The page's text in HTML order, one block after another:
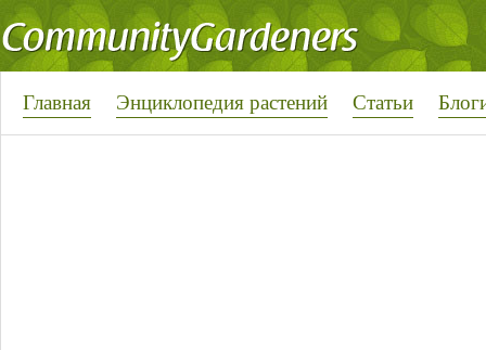
Главная Энциклопедия растений Статьи